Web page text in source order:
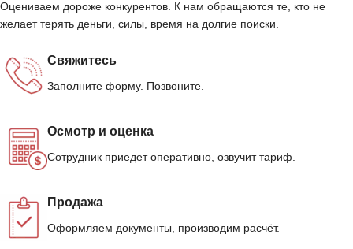
Оцениваем дороже конкурентов. К нам обращаются те, кто не
желает терять деньги, силы, время на долгие поиски.
Свяжитесь
Заполните форму. Позвоните.
Осмотр и оценка
Сотрудник приедет оперативно, озвучит тариф.
Продажа
Оформляем документы, производим расчёт.